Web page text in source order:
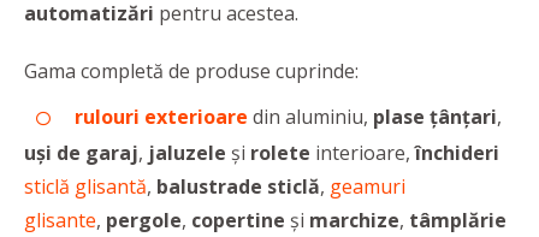
automatizări pentru acestea.
Gama completă de produse cuprinde:
rulouri exterioare din aluminiu, plase țânțari,
uși de garaj, jaluzele și rolete interioare,închideri
sticlă glisantă, balustrade sticlă, geamuri
glisante, pergole, copertine și marchize, tâmplărie